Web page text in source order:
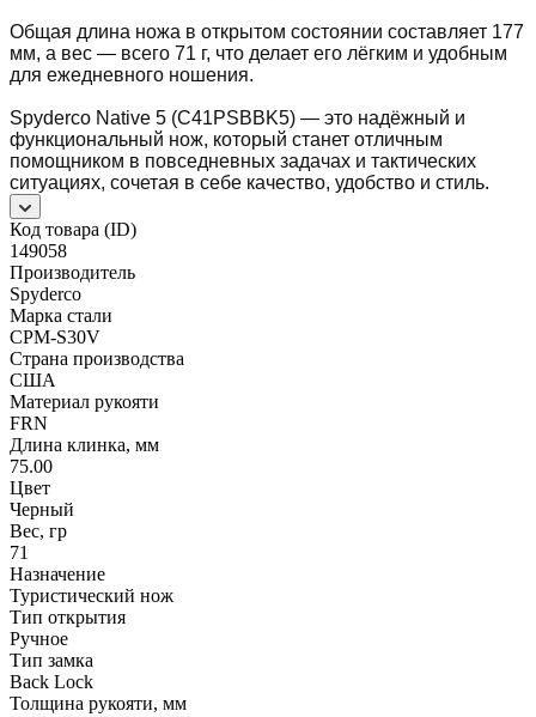
Общая длина ножа в открытом состоянии составляет 177
мм, а вес — всего 71 г, что делает его лёгким и удобным
для ежедневного ношения.
Spyderco Native 5 (C41PSBBK5) — это надёжный и
функциональный нож, который станет отличным
помощником в повседневных задачах и тактических
ситуациях, сочетая в себе качество, удобство и стиль.
Код товара (ID)
149058
Производитель
Spyderco
Марка стали
CPM-S30V
Страна производства
США
Материал рукояти
FRN
Длина клинка, мм
75.00
Цвет
Черный
Вес, гр
71
Назначение
Туристический нож
Тип открытия
Ручное
Тип замка
Back Lock
Толщина рукояти, мм